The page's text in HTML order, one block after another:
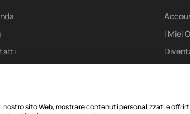
I Miei
sito Web, mostrare contenuti personalizzati e offrirti